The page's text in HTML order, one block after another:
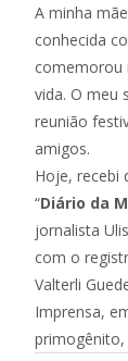
A minha
conhecida
comemorou
vida. O meu
reunião
amigos.
Hoje, recebi
“Diário da
jornalista
com o
Valterli
Imprensa,
primogênito,